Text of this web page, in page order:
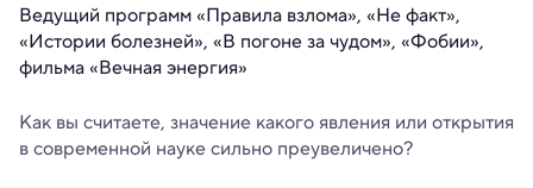
Ведущий программ «Правила взлома», «Не факт»,
«Истории болезней», «В погоне за чудом», «Фобии»,
фильма «Вечная энергия»
Как вы считаете, значение какого явления или открытия
в современной науке сильно преувеличено?